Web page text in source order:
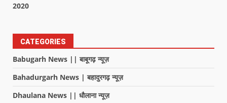
2020
CATEGORIES
Babugarh News || बाबूगढ़ न्यूज़
Bahadurgarh News | बहादुरगढ़ न्यूज़
Dhaulana News || धौलाना न्यूज़